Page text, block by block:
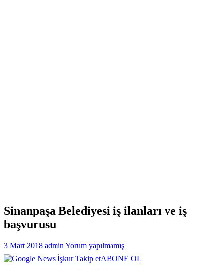
Sinanpaşa Belediyesi iş ilanları ve iş
başvurusu
3 Mart 2018 admin Yorum yapılmamış
ABONE OL